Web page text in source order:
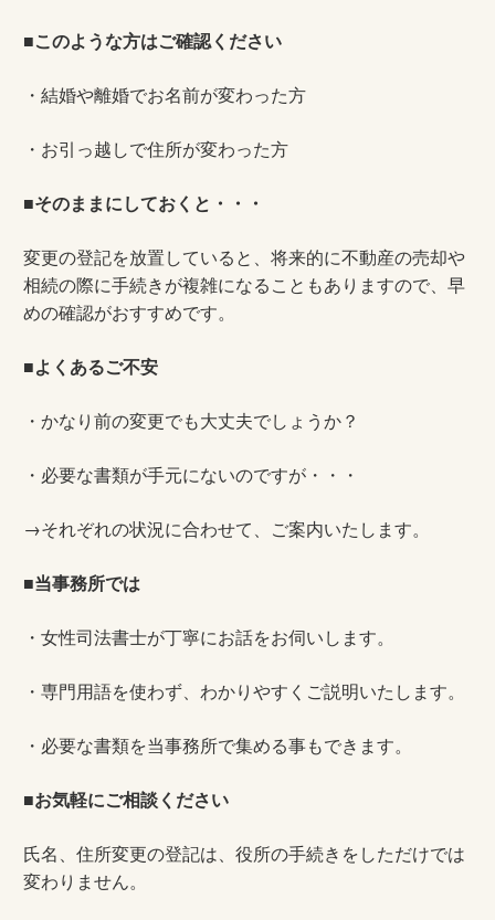
■このような方はご確認ください
・結婚や離婚でお名前が変わった方
・お引っ越しで住所が変わった方
■そのままにしておくと・・・
変更の登記を放置していると、将来的に不動産の売却や
相続の際に手続きが複雑になることもありますので、早
めの確認がおすすめです。
■よくあるご不安
・かなり前の変更でも大丈夫でしょうか？
・必要な書類が手元にないのですが・・・
→それぞれの状況に合わせて、ご案内いたします。
■当事務所では
・女性司法書士が丁寧にお話をお伺いします。
・専門用語を使わず、わかりやすくご説明いたします。
・必要な書類を当事務所で集める事もできます。
■お気軽にご相談ください
氏名、住所変更の登記は、役所の手続きをしただけでは
変わりません。